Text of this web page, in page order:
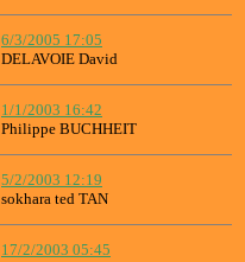
6/3/2005 17:05
DELAVOIE David
1/1/2003 16:42
Philippe BUCHHEIT
5/2/2003 12:19
sokhara ted TAN
17/2/2003 05:45